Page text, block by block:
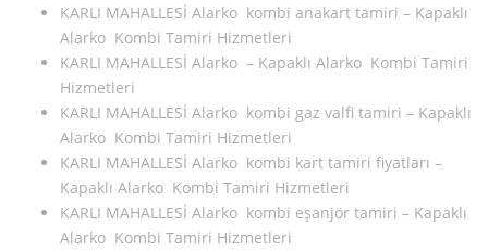
KARLI MAHALLESİ Alarko kombi anakart tamiri – Kapaklı
Alarko Kombi Tamiri Hizmetleri
KARLI MAHALLESİ Alarko – Kapaklı Alarko Kombi Tamiri
Hizmetleri
KARLI MAHALLESİ Alarko kombi gaz valfi tamiri – Kapaklı
Alarko Kombi Tamiri Hizmetleri
KARLI MAHALLESİ Alarko kombi kart tamiri fiyatları –
Kapaklı Alarko Kombi Tamiri Hizmetleri
KARLI MAHALLESİ Alarko kombi eşanjör tamiri – Kapaklı
Alarko Kombi Tamiri Hizmetleri